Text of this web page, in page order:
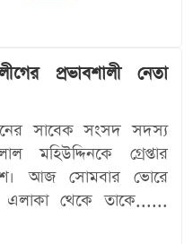
প্রভাবশালী নেতা
সাবেক সংসদ সদস্য
মহিউদ্দিনকে গ্রেপ্তার
আজ সোমবার ভোরে
এলাকা থেকে তাকে......